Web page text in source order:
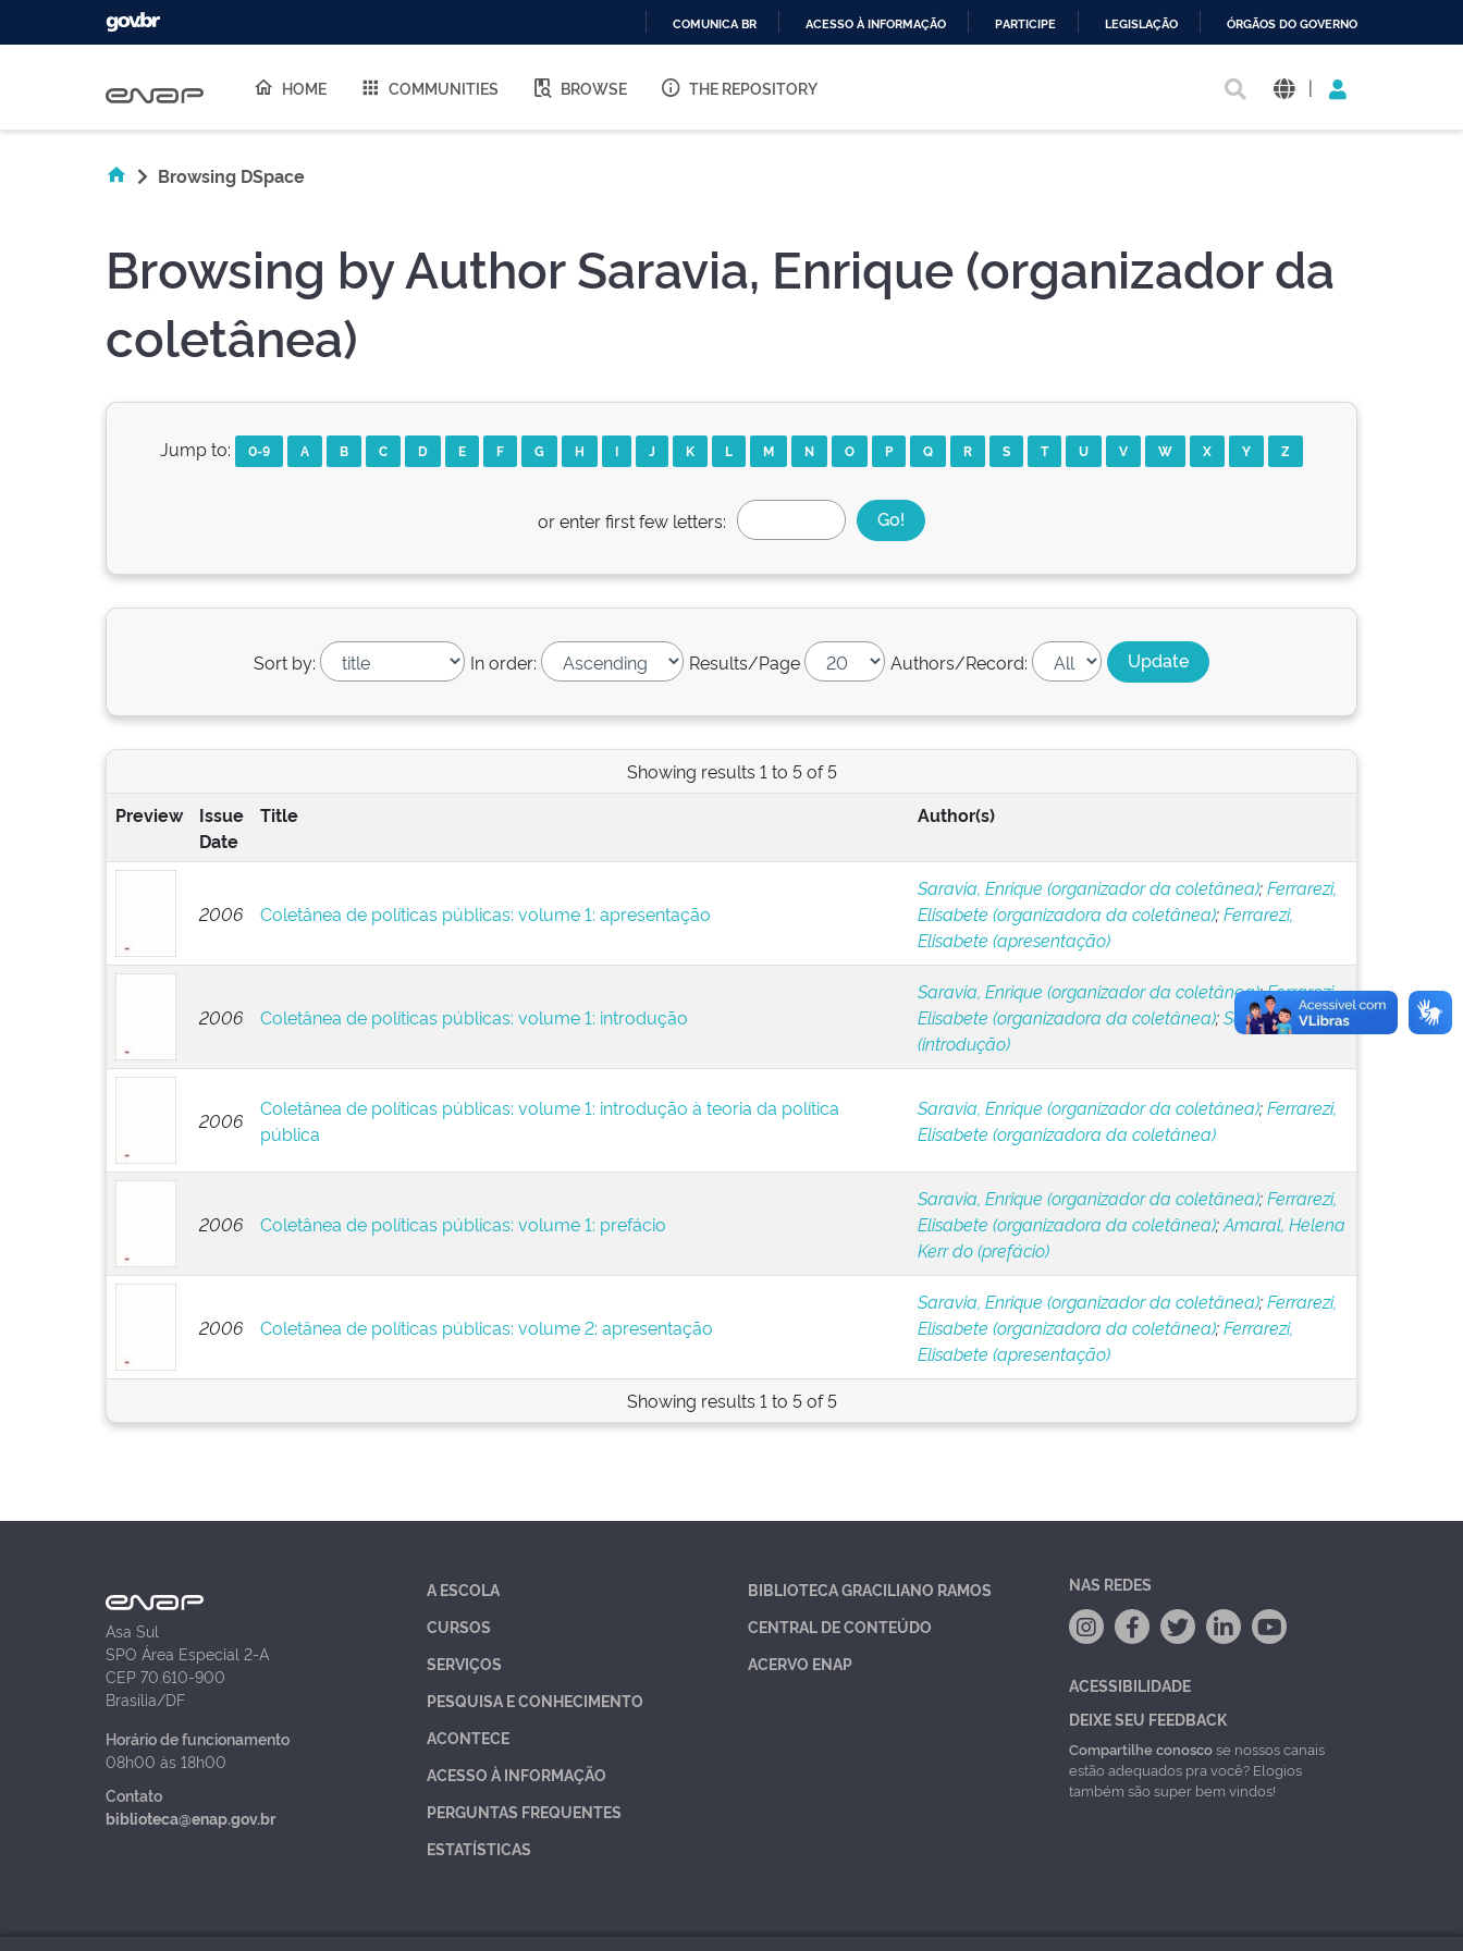
O
COMUNICA BR ACESSO À INFORMAÇÃO PARTICIPE LEGISLAÇÃO ÓRGÃOS DO GOVERNO
HOME COMMUNITIES BROWSE THE REPOSITORY |
Browsing DSpace
Browsing by Author Saravia, Enrique (organizador da
coletânea)
Jump to: 0-9 A B C D E F G H I J K L M N O P Q R S T U V W X Y Z
or enter first few letters:
Sort by: In order: Results/Page Authors/Record:
Showing results 1 to 5 of 5
Preview
Issue
Date
Title Author(s)
2006 Coletânea de políticas públicas: volume 1: apresentação
Saravia, Enrique (organizador da coletânea);Ferrarezi,
Elisabete (organizadora da coletânea);Ferrarezi,
Elisabete (apresentação)
2006 Coletânea de políticas públicas: volume 1: introdução
Saravia, Enrique (organizador da coletânea);Ferrarezi,
Elisabete (organizadora da coletânea);Saraiva, Enrique
(introdução)
2006
Coletânea de políticas públicas: volume 1: introdução à teoria da política
pública
Saravia, Enrique (organizador da coletânea);Ferrarezi,
Elisabete (organizadora da coletânea)
2006 Coletânea de políticas públicas: volume 1: prefácio
Saravia, Enrique (organizador da coletânea);Ferrarezi,
Elisabete (organizadora da coletânea);Amaral, Helena
Kerr do (prefácio)
2006 Coletânea de políticas públicas: volume 2: apresentação
Saravia, Enrique (organizador da coletânea);Ferrarezi,
Elisabete (organizadora da coletânea);Ferrarezi,
Elisabete (apresentação)
Showing results 1 to 5 of 5
Asa Sul
SPO Área Especial 2-A
CEP 70.610-900
Brasília/DF
Horário de funcionamento
08h00 às 18h00
Contato
biblioteca@enap.gov.br
A ESCOLA
CURSOS
SERVIÇOS
PESQUISA E CONHECIMENTO
ACONTECE
ACESSO À INFORMAÇÃO
PERGUNTAS FREQUENTES
ESTATÍSTICAS
BIBLIOTECA GRACILIANO RAMOS
CENTRAL DE CONTEÚDO
ACERVO ENAP
NAS REDES
ACESSIBILIDADE
DEIXE SEU FEEDBACK
Compartilhe conosco se nossos canais
estão adequados pra você? Elogios
também são super bem vindos!